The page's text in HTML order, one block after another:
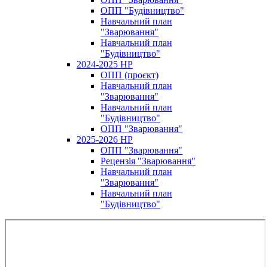
ОПП "Будівництво"
Навчальний план
"Зварювання"
Навчальний план
"Будівництво"
2024-2025 НР
ОПП (проєкт)
Навчальний план
"Зварювання"
Навчальний план
"Будівництво"
ОПП "Зварювання"
2025-2026 НР
ОПП "Зварювання"
Рецензія "Зварювання"
Навчальний план
"Зварювання"
Навчальний план
"Будівництво"